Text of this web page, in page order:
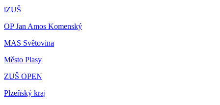
iZUŠ
OP Jan Amos Komenský
MAS Světovina
Město Plasy
ZUŠ OPEN
Plzeňský kraj